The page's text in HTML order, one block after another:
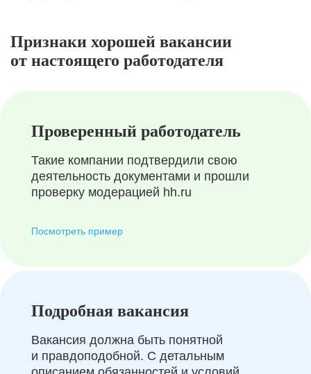
Признаки хорошей вакансии
от настоящего работодателя
Проверенный работодатель
Такие компании подтвердили свою
деятельность документами и прошли
проверку модерацией hh.ru
Посмотреть пример
Подробная вакансия
Вакансия должна быть понятной
и правдоподобной. С детальным